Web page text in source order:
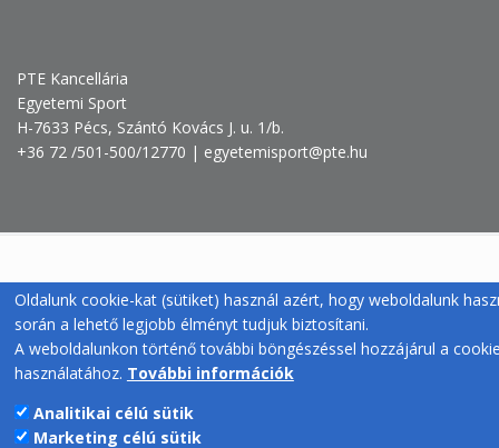
PTE Kancellária
Egyetemi Sport
H-7633 Pécs, Szántó Kovács J. u. 1/b.
+36 72 /501-500/12770 | egyetemisport@pte.hu
Oldalunk cookie-kat (sütiket) használ azért, hogy weboldalunk
során a lehető legjobb élményt tudjuk biztosítani.
A weboldalunkon történő további böngészéssel hozzájárul a
használatához. További információk
Analitikai célú sütik
Marketing célú sütik